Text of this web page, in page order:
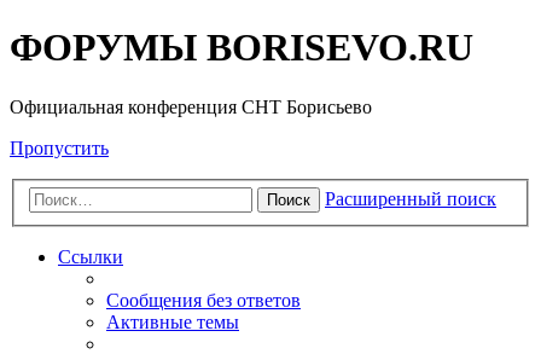
ФОРУМЫ BORISEVO.RU
Официальная конференция СНТ Борисьево
Пропустить
Поиск Расширенный поиск
Ссылки
Сообщения без ответов
Активные темы